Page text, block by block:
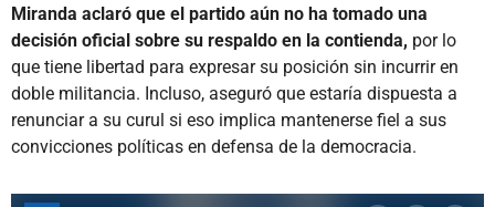
Miranda aclaró que el partido aún no ha tomado una
decisión oficial sobre su respaldo en la contienda, por lo
que tiene libertad para expresar su posición sin incurrir en
doble militancia. Incluso, aseguró que estaría dispuesta a
renunciar a su curul si eso implica mantenerse fiel a sus
convicciones políticas en defensa de la democracia.